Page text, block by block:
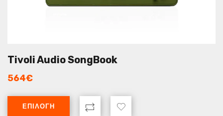
Tivoli Audio SongBook
564€
ΕΠΙΛΟΓΉ